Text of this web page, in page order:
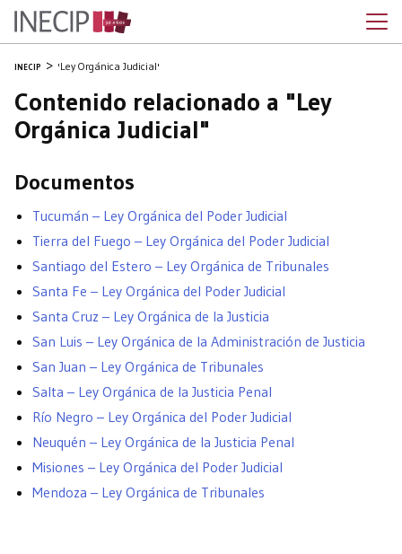
INECIP 'Ley Orgánica Judicial'
Contenido relacionado a "Ley
Orgánica Judicial"
Documentos
Tucumán – Ley Orgánica del Poder Judicial
Tierra del Fuego – Ley Orgánica del Poder Judicial
Santiago del Estero – Ley Orgánica de Tribunales
Santa Fe – Ley Orgánica del Poder Judicial
Santa Cruz – Ley Orgánica de la Justicia
San Luis – Ley Orgánica de la Administración de Justicia
San Juan – Ley Orgánica de Tribunales
Salta – Ley Orgánica de la Justicia Penal
Río Negro – Ley Orgánica del Poder Judicial
Neuquén – Ley Orgánica de la Justicia Penal
Misiones – Ley Orgánica del Poder Judicial
Mendoza – Ley Orgánica de Tribunales